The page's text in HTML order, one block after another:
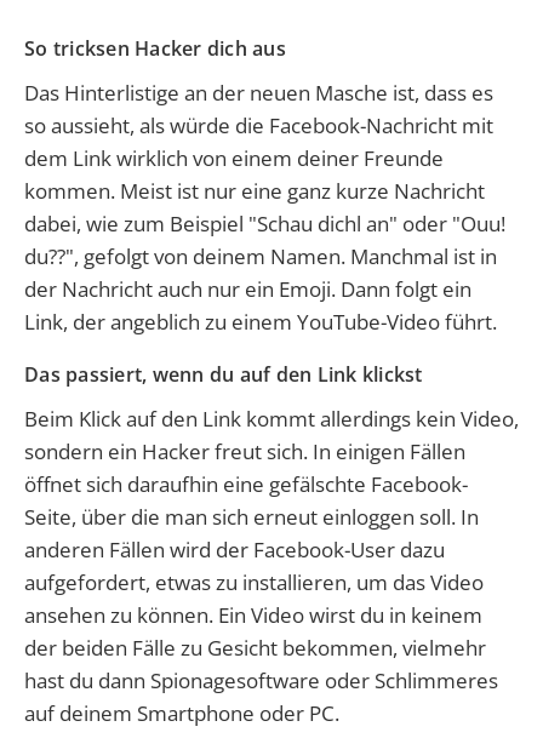
So tricksen Hacker dich aus
Das Hinterlistige an der neuen Masche ist, dass es
so aussieht, als würde die Facebook-Nachricht mit
dem Link wirklich von einem deiner Freunde
kommen. Meist ist nur eine ganz kurze Nachricht
dabei, wie zum Beispiel "Schau dichl an" oder "Ouu!
du??", gefolgt von deinem Namen. Manchmal ist in
der Nachricht auch nur ein Emoji. Dann folgt ein
Link, der angeblich zu einem YouTube-Video führt.
Das passiert, wenn du auf den Link klickst
Beim Klick auf den Link kommt allerdings kein Video,
sondern ein Hacker freut sich. In einigen Fällen
öffnet sich daraufhin eine gefälschte Facebook-
Seite, über die man sich erneut einloggen soll. In
anderen Fällen wird der Facebook-User dazu
aufgefordert, etwas zu installieren, um das Video
ansehen zu können. Ein Video wirst du in keinem
der beiden Fälle zu Gesicht bekommen, vielmehr
hast du dann Spionagesoftware oder Schlimmeres
auf deinem Smartphone oder PC.